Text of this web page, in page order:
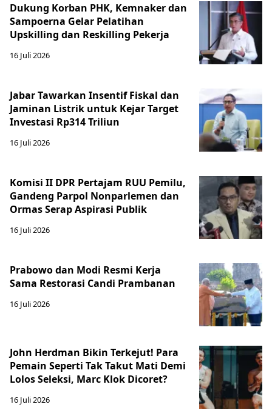
Dukung Korban PHK, Kemnaker dan
Sampoerna Gelar Pelatihan
Upskilling dan Reskilling Pekerja
16 Juli 2026
Jabar Tawarkan Insentif Fiskal dan
Jaminan Listrik untuk Kejar Target
Investasi Rp314 Triliun
16 Juli 2026
Komisi II DPR Pertajam RUU Pemilu,
Gandeng Parpol Nonparlemen dan
Ormas Serap Aspirasi Publik
16 Juli 2026
Prabowo dan Modi Resmi Kerja
Sama Restorasi Candi Prambanan
16 Juli 2026
John Herdman Bikin Terkejut! Para
Pemain Seperti Tak Takut Mati Demi
Lolos Seleksi, Marc Klok Dicoret?
16 Juli 2026